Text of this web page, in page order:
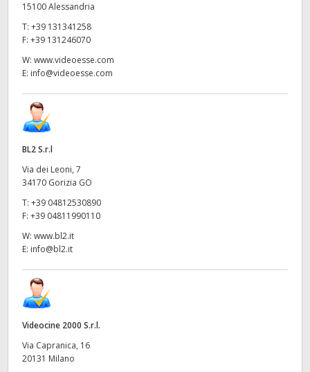
15100 Alessandria
T: +39 131341258
F: +39 131246070
W: www.videoesse.com
E: info@videoesse.com
BL2 S.r.l
Via dei Leoni, 7
34170 Gorizia GO
T: +39 04812530890
F: +39 04811990110
W: www.bl2.it
E: info@bl2.it
Videocine 2000 S.r.l.
Via Capranica, 16
20131 Milano